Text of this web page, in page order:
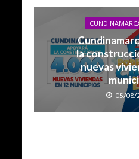
la
nuevas
05/08/